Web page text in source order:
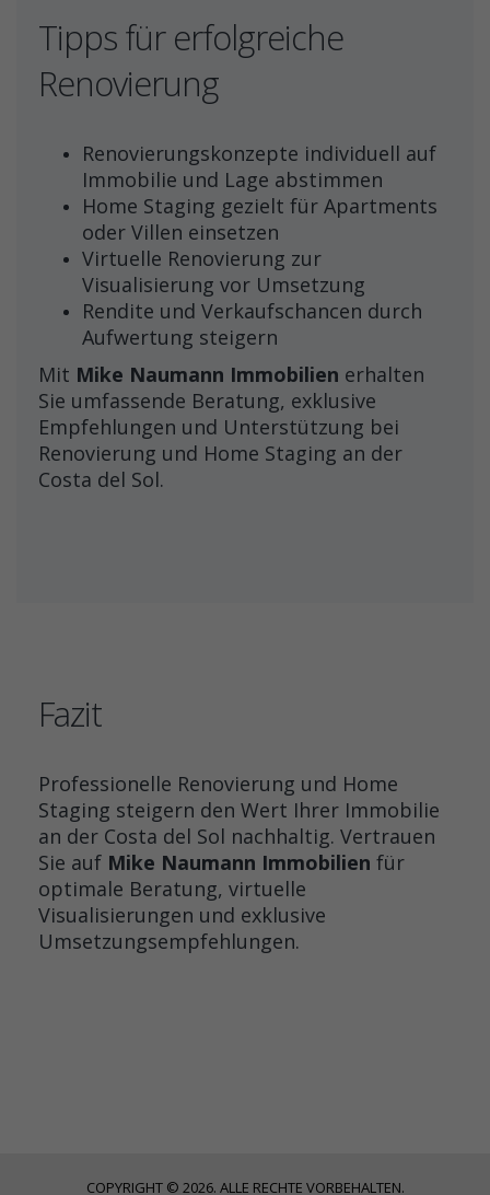
Tipps für erfolgreiche
Renovierung
Renovierungskonzepte individuell auf
Immobilie und Lage abstimmen
Home Staging gezielt für Apartments
oder Villen einsetzen
Virtuelle Renovierung zur
Visualisierung vor Umsetzung
Rendite und Verkaufschancen durch
Aufwertung steigern
Mit Mike Naumann Immobilien erhalten
Sie umfassende Beratung, exklusive
Empfehlungen und Unterstützung bei
Renovierung und Home Staging an der
Costa del Sol.
Fazit
Professionelle Renovierung und Home
Staging steigern den Wert Ihrer Immobilie
an der Costa del Sol nachhaltig. Vertrauen
Sie auf Mike Naumann Immobilien für
optimale Beratung, virtuelle
Visualisierungen und exklusive
Umsetzungsempfehlungen.
COPYRIGHT © 2026. ALLE RECHTE VORBEHALTEN.